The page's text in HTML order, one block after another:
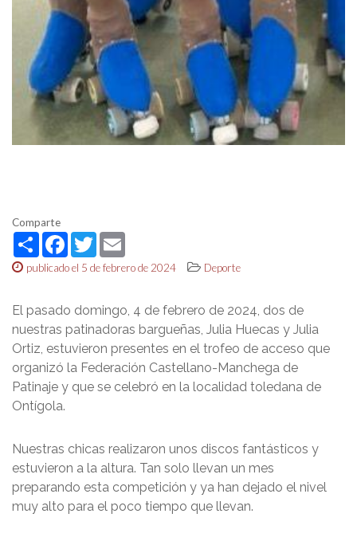
Comparte
ShareFacebook
Twitter
publicado el 5 de febrero de 2024 Deporte
El pasado domingo, 4 de febrero de 2024, dos de
nuestras patinadoras bargueñas, Julia Huecas y Julia
Ortiz, estuvieron presentes en el trofeo de acceso que
organizó la Federación Castellano-Manchega de
Patinaje y que se celebró en la localidad toledana de
Ontígola.
Nuestras chicas realizaron unos discos fantásticos y
estuvieron a la altura. Tan solo llevan un mes
preparando esta competición y ya han dejado el nivel
muy alto para el poco tiempo que llevan.